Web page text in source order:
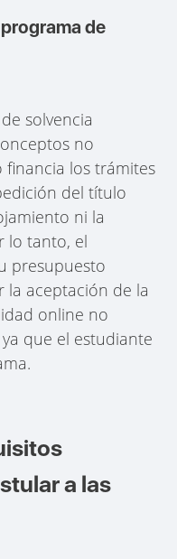
de
solvencia
no
financia los trámites
del título
ni la
lo tanto, el
presupuesto
la aceptación de la
online no
que el estudiante
a las